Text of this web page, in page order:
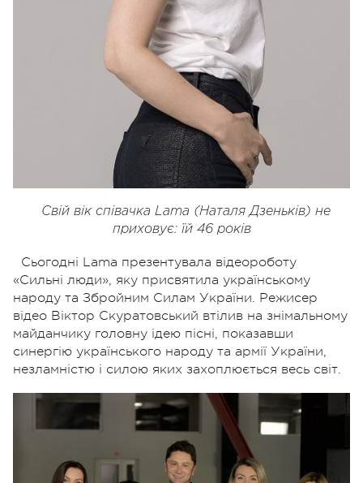
Свій вік співачка Lama (Наталя Дзеньків) не
приховує: їй 46 років
Сьогодні Lama презентувала відеороботу
«Сильні люди», яку присвятила українському
народу та Збройним Силам України. Режисер
відео Віктор Скуратовський втілив на знімальному
майданчику головну ідею пісні, показавши
синергію українського народу та армії України,
незламністю і силою яких захоплюється весь світ.